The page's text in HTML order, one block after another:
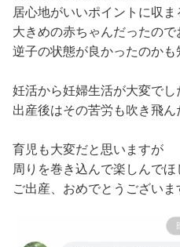
居心地がいいポイントに収ま
大きめの赤ちゃんだったの
逆子の状態が良かったのかも
妊活から妊婦生活が大変でし
出産後はその苦労も吹き飛ん
育児も大変だと思いますが
周りを巻き込んで楽しんでほ
ご出産、おめでとうございま